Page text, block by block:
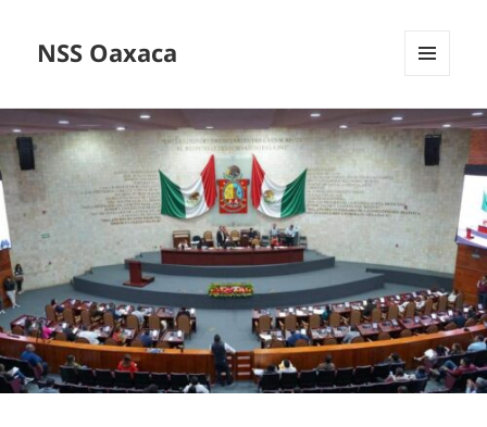
NSS Oaxaca
WIDGETS